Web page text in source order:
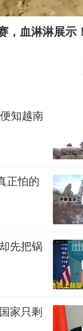
，血淋淋展示！
知越南
正怕的
先把锅
家只剩